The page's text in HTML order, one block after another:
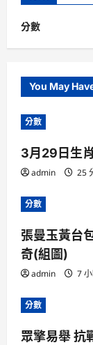
分數
You May
分數
3月29日生
admin 25
分數
張曼玉黃台
奇(組圖)
admin 7
分數
眾擎易舉 抗